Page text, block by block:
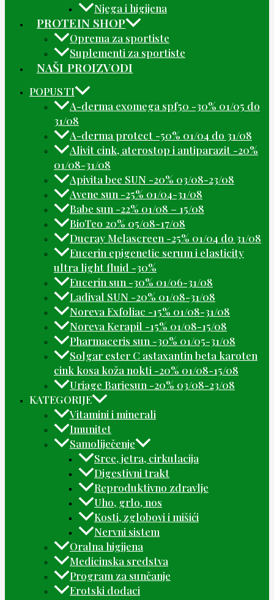
Njega i higijena
PROTEIN SHOP
Oprema za sportiste
Suplementi za sportiste
NAŠI PROIZVODI
POPUSTI
A-derma exomega spf50 -30% 01/05 do
31/08
A-derma protect -50% 01/04 do 31/08
Alivit cink, aterostop i antiparazit -20%
01/08-31/08
Apivita bee SUN -20% 03/08-23/08
Avene sun -25% 01/04-31/08
Babe sun -22% 01/08 – 15/08
BioTeo 20% 05/08-17/08
Ducray Melascreen -25% 01/04 do 31/08
Eucerin epigenetic serum i elasticity
ultra light fluid -30%
Eucerin sun -30% 01/06-31/08
Ladival SUN -20% 01/08-31/08
Noreva Exfoliac -15% 01/08-31/08
Noreva Kerapil -15% 01/08-15/08
Pharmaceris sun -30% 01/05-31/08
Solgar ester C astaxantin beta karoten
cink kosa koža nokti -20% 01/08-15/08
Uriage Bariesun -20% 03/08-23/08
KATEGORIJE
Vitamini i minerali
Imunitet
Samoliječenje
Srce, jetra, cirkulacija
Digestivni trakt
Reproduktivno zdravlje
Uho, grlo, nos
Kosti, zglobovi i mišići
Nervni sistem
Oralna higijena
Medicinska sredstva
Program za sunčanje
Erotski dodaci